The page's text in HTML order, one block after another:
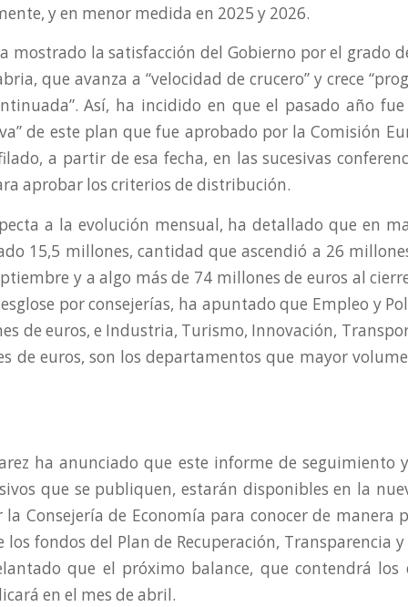
y en menor medida en 2025 y 2026.
mostrado la satisfacción del Gobierno por el grado
que avanza a “velocidad de crucero” y crece
Así, ha incidido en que el pasado año
de este plan que fue aprobado por la Comisión
a partir de esa fecha, en las sucesivas
aprobar los criterios de distribución.
a la evolución mensual, ha detallado que en
15,5 millones, cantidad que ascendió a 26
y a algo más de 74 millones de euros al
por consejerías, ha apuntado que Empleo y
de euros, e Industria, Turismo, Innovación,
de euros, son los departamentos que mayor
ha anunciado que este informe de seguimiento
que se publiquen, estarán disponibles en la
Consejería de Economía para conocer de manera
los fondos del Plan de Recuperación, Transparencia y
que el próximo balance, que contendrá los
en el mes de abril.